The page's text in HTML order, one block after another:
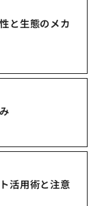
と生態のメカ
活用術と注意